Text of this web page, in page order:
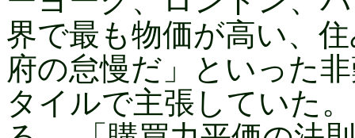
界で最も物価が高い、
府の怠慢だ」といった
タイルで主張していた